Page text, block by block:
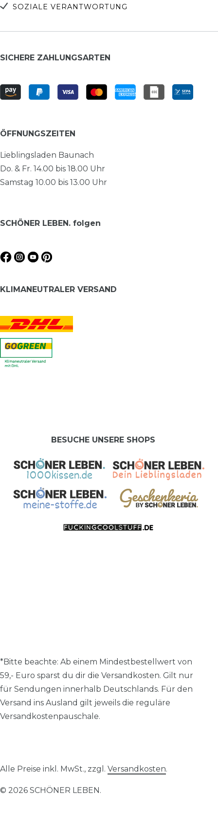
SOZIALE VERANTWORTUNG
SICHERE ZAHLUNGSARTEN
ÖFFNUNGSZEITEN
Lieblingsladen Baunach
Do. & Fr. 14.00 bis 18.00 Uhr
Samstag 10.00 bis 13.00 Uhr
SCHÖNER LEBEN. folgen
KLIMANEUTRALER VERSAND
BESUCHE UNSERE SHOPS
*Bitte beachte: Ab einem Mindestbestellwert von
59,- Euro sparst du dir die Versandkosten. Gilt nur
für Sendungen innerhalb Deutschlands. Für den
Versand ins Ausland gilt jeweils die reguläre
Versandkostenpauschale.
Alle Preise inkl. MwSt., zzgl. Versandkosten.
© 2026 SCHÖNER LEBEN.